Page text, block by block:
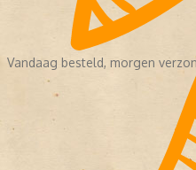
Vandaag besteld, morgen